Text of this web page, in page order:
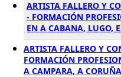
ARTISTA FALLERO Y
- FORMACIÓN
EN A CABANA, LUGO,
ARTISTA FALLERO Y
FORMACIÓN
A CAMPARA, A